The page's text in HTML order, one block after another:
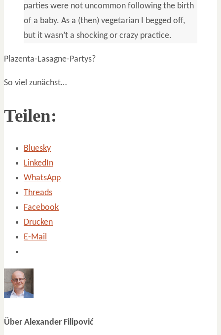
parties were not uncommon following the birth
of a baby. As a (then) vegetarian I begged off,
but it wasn’t a shocking or crazy practice.
Plazenta-Lasagne-Partys?
So viel zunächst…
Teilen:
Bluesky
LinkedIn
WhatsApp
Threads
Facebook
Drucken
E-Mail
Über Alexander Filipović